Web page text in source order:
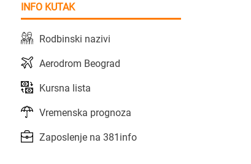
INFO KUTAK
Rodbinski nazivi
Aerodrom Beograd
Kursna lista
Vremenska prognoza
Zaposlenje na 381info